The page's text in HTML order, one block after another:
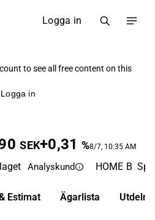
Logga in
to see all free content on this
Logga in
SEK+0,31 %8/7, 10:35 AM
Analyskund HOME B
Estimat Ägarlista